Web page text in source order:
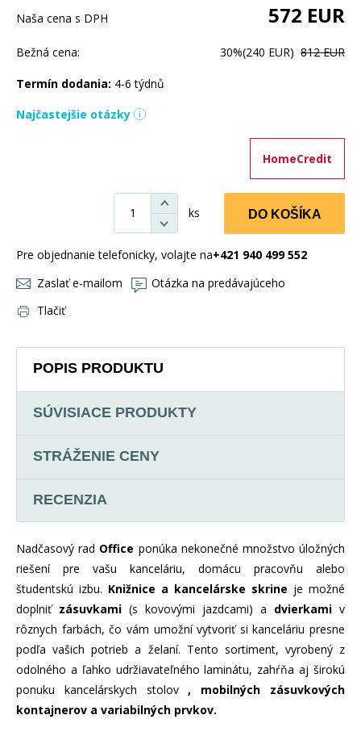
Naša cena s DPH 572 EUR
Bežná cena: 30%(240 EUR) 812 EUR
Termín dodania: 4-6 týdnů
Najčastejšie otázky
HomeCredit
ks DO KOŠÍKA
Pre objednanie telefonicky, volajte na+421 940 499 552
Zaslať e-mailom
Otázka na predávajúceho
Tlačiť
POPIS PRODUKTU
SÚVISIACE PRODUKTY
STRÁŽENIE CENY
RECENZIA
Nadčasový rad Office ponúka nekonečné množstvo úložných
riešení pre vašu kanceláriu, domácu pracovňu alebo
študentskú izbu. Knižnice a kancelárske skrine je možné
doplniť zásuvkami (s kovovými jazdcami) a dvierkami v
rôznych farbách, čo vám umožní vytvoriť si kanceláriu presne
podľa vašich potrieb a želaní. Tento sortiment, vyrobený z
odolného a ľahko udržiavateľného laminátu, zahŕňa aj širokú
ponuku kancelárskych stolov, mobilných zásuvkových
kontajnerov a variabilných prvkov.